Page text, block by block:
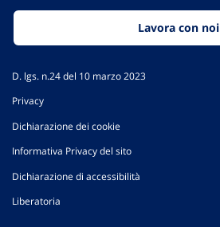
Lavora con noi
D. lgs. n.24 del 10 marzo 2023
Privacy
Dichiarazione dei cookie
Informativa Privacy del sito
Dichiarazione di accessibilità
Liberatoria